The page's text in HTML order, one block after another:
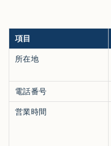
項目
所在地
電話番号
営業時間